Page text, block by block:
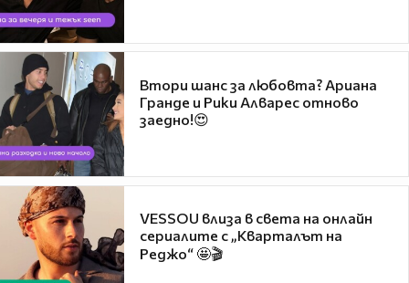
Втори шанс за любовта? Ариана
Гранде и Рики Алварес отново
заедно!😍
VESSOU влиза в света на онлайн
сериалите с „Кварталът на
Реджо“ 🤩🎬